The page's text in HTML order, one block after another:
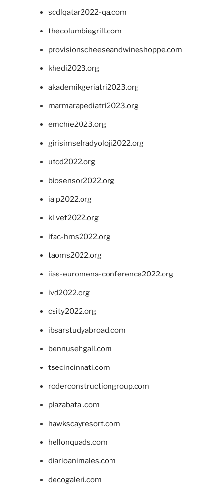
scdlqatar2022-qa.com
thecolumbiagrill.com
provisionscheeseandwineshoppe.com
khedi2023.org
akademikgeriatri2023.org
marmarapediatri2023.org
emchie2023.org
girisimselradyoloji2022.org
utcd2022.org
biosensor2022.org
ialp2022.org
klivet2022.org
ifac-hms2022.org
taoms2022.org
iias-euromena-conference2022.org
ivd2022.org
csity2022.org
ibsarstudyabroad.com
bennusehgall.com
tsecincinnati.com
roderconstructiongroup.com
plazabatai.com
hawkscayresort.com
hellonquads.com
diarioanimales.com
decogaleri.com